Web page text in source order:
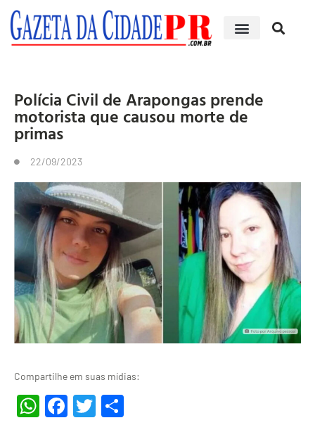
Polícia Civil de Arapongas prende
motorista que causou morte de
primas
22/09/2023
Compartilhe em suas mídias:
WhatsApp
Facebook
Twitter